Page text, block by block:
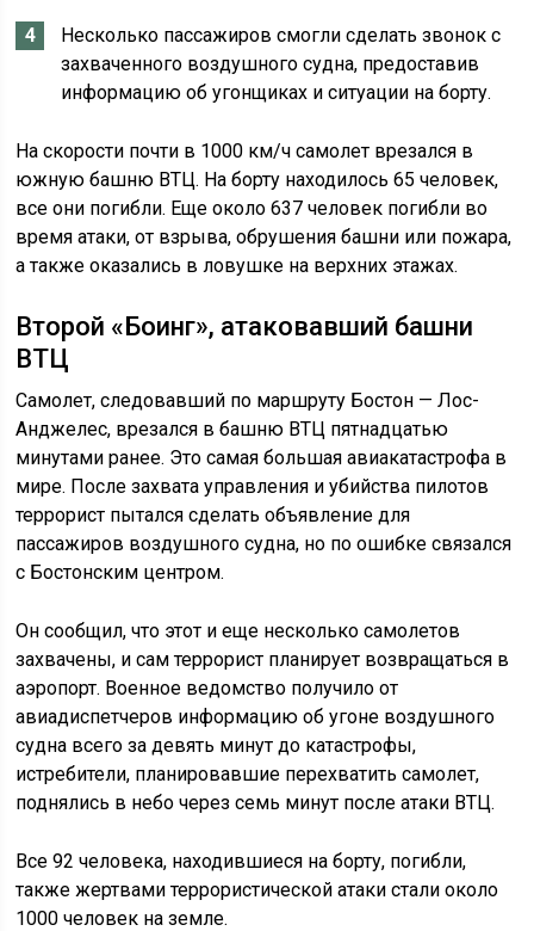
Несколько пассажиров смогли сделать звонок с
захваченного воздушного судна, предоставив
информацию об угонщиках и ситуации на борту.
На скорости почти в 1000 км/ч самолет врезался в
южную башню ВТЦ. На борту находилось 65 человек,
все они погибли. Еще около 637 человек погибли во
время атаки, от взрыва, обрушения башни или пожара,
а также оказались в ловушке на верхних этажах.
Второй «Боинг», атаковавший башни
ВТЦ
Самолет, следовавший по маршруту Бостон — Лос-
Анджелес, врезался в башню ВТЦ пятнадцатью
минутами ранее. Это самая большая авиакатастрофа в
мире. После захвата управления и убийства пилотов
террорист пытался сделать объявление для
пассажиров воздушного судна, но по ошибке связался
с Бостонским центром.
Он сообщил, что этот и еще несколько самолетов
захвачены, и сам террорист планирует возвращаться в
аэропорт. Военное ведомство получило от
авиадиспетчеров информацию об угоне воздушного
судна всего за девять минут до катастрофы,
истребители, планировавшие перехватить самолет,
поднялись в небо через семь минут после атаки ВТЦ.
Все 92 человека, находившиеся на борту, погибли,
также жертвами террористической атаки стали около
1000 человек на земле.